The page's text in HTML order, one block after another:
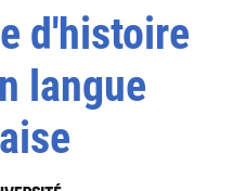
d'histoire
langue